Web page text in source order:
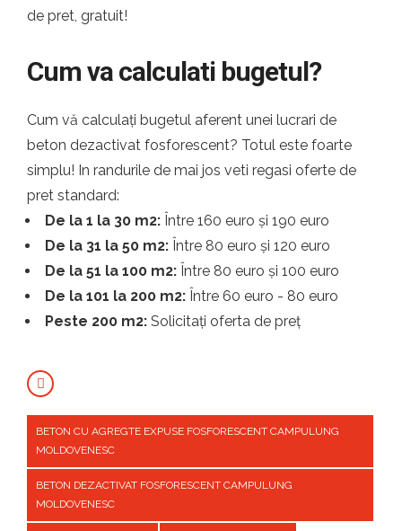
de pret, gratuit!
Cum va calculati bugetul?
Cum vă calculați bugetul aferent unei lucrari de
beton dezactivat fosforescent? Totul este foarte
simplu! In randurile de mai jos veti regasi oferte de
pret standard:
De la 1 la 30 m2: Între 160 euro și 190 euro
De la 31 la 50 m2: Între 80 euro și 120 euro
De la 51 la 100 m2: Între 80 euro și 100 euro
De la 101 la 200 m2: Între 60 euro - 80 euro
Peste 200 m2: Solicitați oferta de preț
BETON CU AGREGTE EXPUSE FOSFORESCENT CAMPULUNG
MOLDOVENESC
BETON DEZACTIVAT FOSFORESCENT CAMPULUNG
MOLDOVENESC